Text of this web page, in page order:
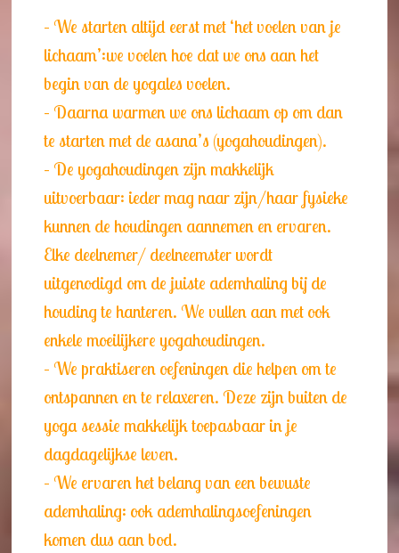
– We starten altijd eerst met ‘het voelen van je
lichaam’:we voelen hoe dat we ons aan het
begin van de yogales voelen.
– Daarna warmen we ons lichaam op om dan
te starten met de asana’s (yogahoudingen).
– De yogahoudingen zijn makkelijk
uitvoerbaar: ieder mag naar zijn/haar fysieke
kunnen de houdingen aannemen en ervaren.
Elke deelnemer/ deelneemster wordt
uitgenodigd om de juiste ademhaling bij de
houding te hanteren. We vullen aan met ook
enkele moeilijkere yogahoudingen.
– We praktiseren oefeningen die helpen om te
ontspannen en te relaxeren. Deze zijn buiten de
yoga sessie makkelijk toepasbaar in je
dagdagelijkse leven.
– We ervaren het belang van een bewuste
ademhaling: ook ademhalingsoefeningen
komen dus aan bod.